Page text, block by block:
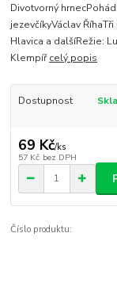
Divotvorný
jezevčíkyVáclav
Hlavica a dalšíRežie:
Klempířcelý popis
Dostupnost
69 Kč/ks
57 Kč bez DPH
Číslo produktu: